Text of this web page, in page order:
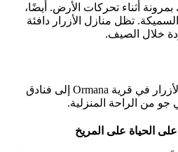
أثناء تحركات الأرض. أيضًا،
تظل منازل الأزرار دافئة
خلال الصيف.
اليوم، تم تحويل بعض منازل الأزرار في قرية Ormana إلى فنادق
من الراحة المنزلية.
الحياة على المريخ